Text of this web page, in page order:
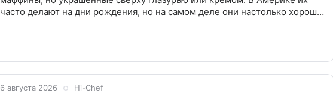
часто делают на дни рождения, но на самом деле они настолько хороши,
6 августа 2026 Hi-Chef